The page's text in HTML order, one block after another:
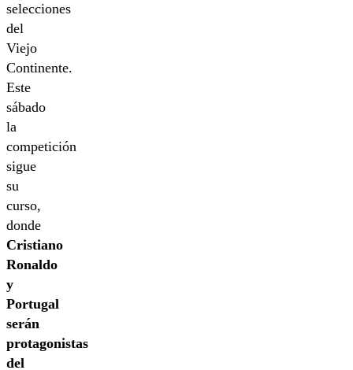
selecciones
del
Viejo
Continente.
Este
sábado
la
competición
sigue
su
curso,
donde
Cristiano
Ronaldo
y
Portugal
serán
protagonistas
del